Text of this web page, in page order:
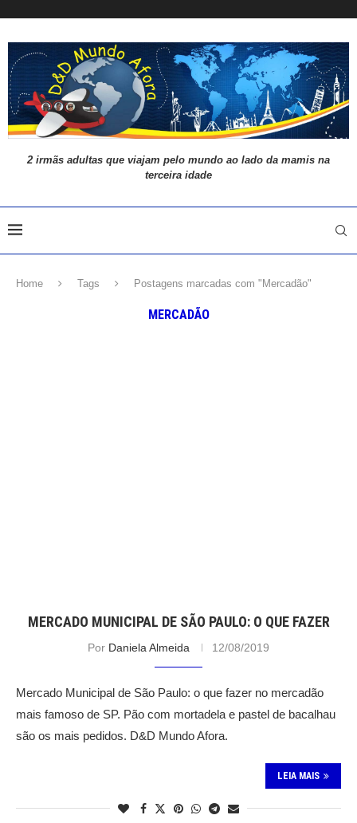
2 irmãs adultas que viajam pelo mundo ao lado da mamis na
terceira idade
Home Tags Postagens marcadas com "Mercadão"
MERCADÃO
MERCADO MUNICIPAL DE SÃO PAULO: O QUE FAZER
Por Daniela Almeida 12/08/2019
Mercado Municipal de São Paulo: o que fazer no mercadão
mais famoso de SP. Pão com mortadela e pastel de bacalhau
são os mais pedidos. D&D Mundo Afora.
LEIA MAIS